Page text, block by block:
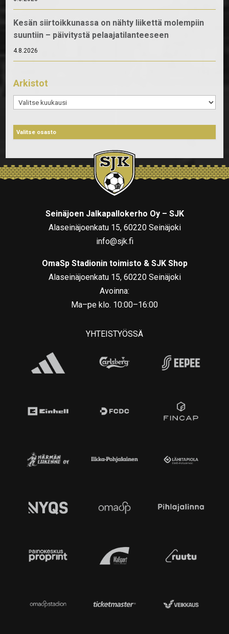
Kesän siirtoikkunassa on nähty liikettä molempiin
suuntiin – päivitystä pelaajatilanteeseen
4.8.2026
Arkistot
Arkistot
Seinäjoen Jalkapallokerho Oy – SJK
Alaseinäjoenkatu 15, 60220 Seinäjoki
info@sjk.fi
OmaSp Stadionin toimisto & SJK Shop
Alaseinäjoenkatu 15, 60220 Seinäjoki
Avoinna:
Ma–pe klo. 10:00–16:00
YHTEISTYÖSSÄ